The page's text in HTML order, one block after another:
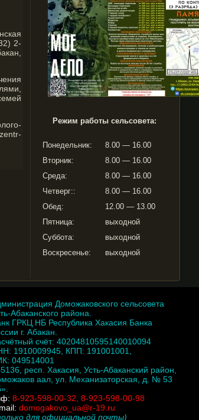
2-
Режим работы сельсовета:
Понедельник:
8.00 — 16.00
Вторник:
8.00 — 16.00
Среда:
8.00 — 16.00
Четверг::
8.00 — 16.00
Обед:
12.00 — 13.00
Пятница:
выходной
Суббота:
выходной
Воскресенье:
выходной
Доможаковского сельсовета
Абаканского района.
ГРКЦ НБ Республика Хакасия Банка
г. Абакан.
счёт: 40204810595140010094
1910009945, КПП: 191001001,
049514001
респ. Хакасия, Усть-Абаканский район,
аал, ул. Механизаторская, д. № 53
8-923-598-00-32, 8-923-598-00-98
domogakovo_ua@r-19.ru
для официальной почты)